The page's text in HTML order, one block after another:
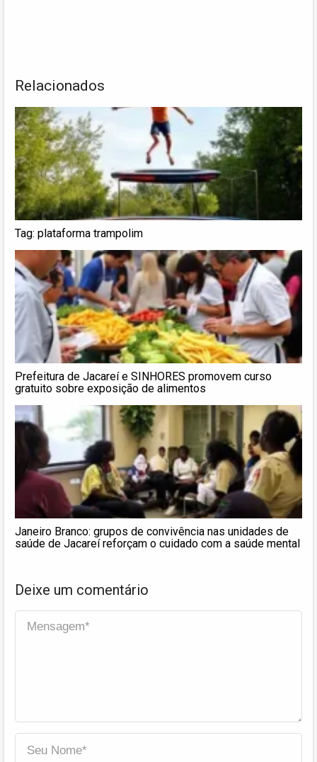
Relacionados
Tag: plataforma trampolim
Prefeitura de Jacareí e SINHORES promovem curso
gratuito sobre exposição de alimentos
Janeiro Branco: grupos de convivência nas unidades de
saúde de Jacareí reforçam o cuidado com a saúde mental
Deixe um comentário